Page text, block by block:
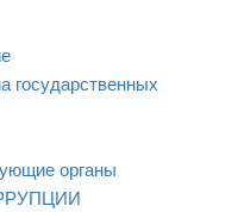
государственных
органы